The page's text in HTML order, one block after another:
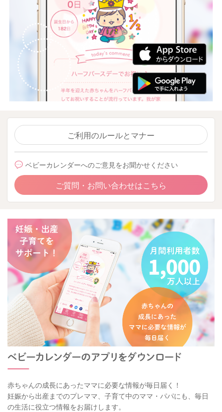
ご利用のルールとマナー
ベビーカレンダーへのご意見をお聞かせください
ご質問・お問い合わせはこちら
赤ちゃんの成長にあったママに必要な情報が毎日届く！
妊娠から出産までのプレママ、子育て中のママ・パパにも、毎日
の生活に役立つ情報をお届けします。